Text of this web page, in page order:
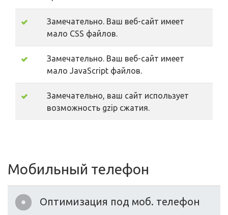
Замечательно. Ваш веб-сайт имеет
мало CSS файлов.
Замечательно. Ваш веб-сайт имеет
мало JavaScript файлов.
Замечательно, ваш сайт использует
возможность gzip сжатия.
Мобильный телефон
Оптимизация под моб. телефон